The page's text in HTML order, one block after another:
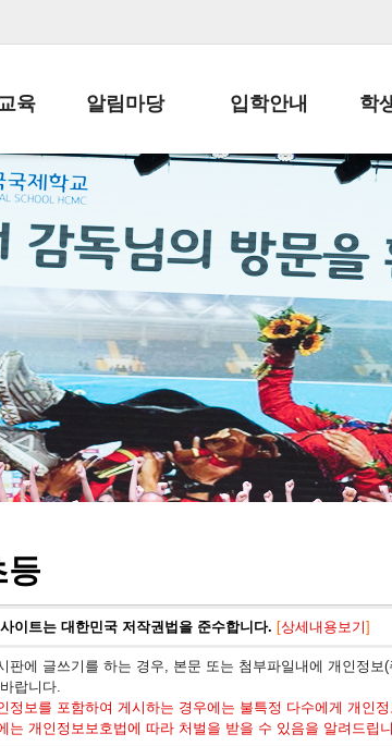
육
표
간표
가자료
알림마당
공지사항
납부금 안내
스쿨버스 운행 안내
급식안내
서식자료실
학부모방
정기고사 기출문제
입학안내
전-편입 서류양식
입학금/수업료
교복구입안내
학
학생
학교
자율
유초
등
이트는 대한민국 저작권법을 준수합니다. [상세내용보기]
판에 글쓰기를 하는 경우, 본문 또는 첨부파일내에 개인정
랍니다.
정보를 포함하여 게시하는 경우에는 불특정 다수에게 개인
는 개인정보보호법에 따라 처벌을 받을 수 있음을 알려드립